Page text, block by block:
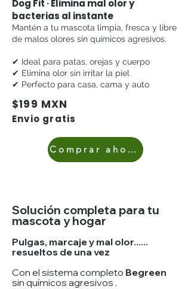
Dog Fit · Elimina mal olor y
bacterias al instante
Mantén a tu mascota limpia, fresca y libre
de malos olores sin químicos agresivos.
✔ Ideal para patas, orejas y cuerpo
✔ Elimina olor sin irritar la piel
✔ Perfecto para casa, cama y auto
$199 MXN
Envio gratis
Comprar ahora
Solución completa para tu
mascota y hogar
Pulgas, marcaje y mal olor......
resueltos de una vez
Con el sistema completo Begreen
sin químicos agresivos .